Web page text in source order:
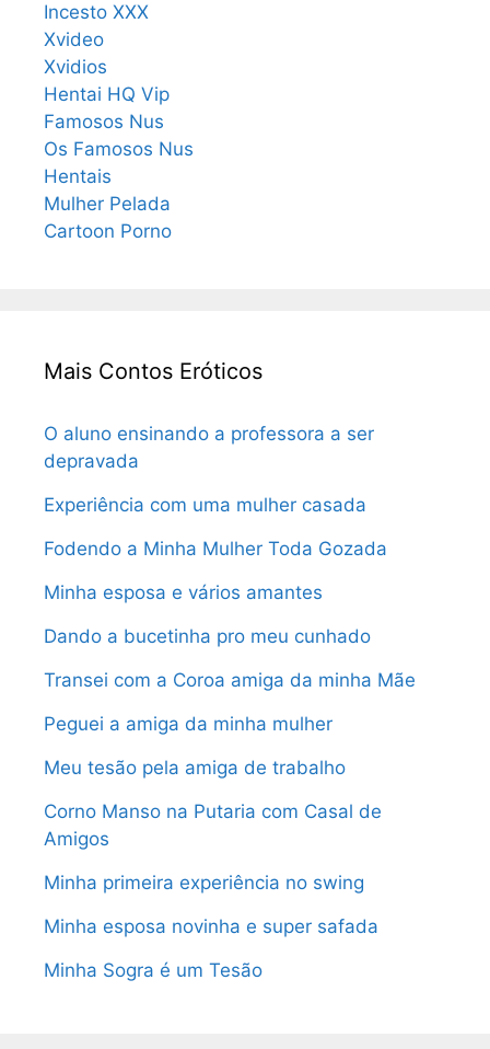
Incesto XXX
Xvideo
Xvidios
Hentai HQ Vip
Famosos Nus
Os Famosos Nus
Hentais
Mulher Pelada
Cartoon Porno
Mais Contos Eróticos
O aluno ensinando a professora a ser
depravada
Experiência com uma mulher casada
Fodendo a Minha Mulher Toda Gozada
Minha esposa e vários amantes
Dando a bucetinha pro meu cunhado
Transei com a Coroa amiga da minha Mãe
Peguei a amiga da minha mulher
Meu tesão pela amiga de trabalho
Corno Manso na Putaria com Casal de
Amigos
Minha primeira experiência no swing
Minha esposa novinha e super safada
Minha Sogra é um Tesão